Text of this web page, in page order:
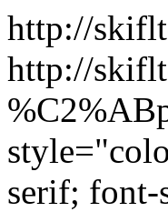
http://
http://
serif; font-